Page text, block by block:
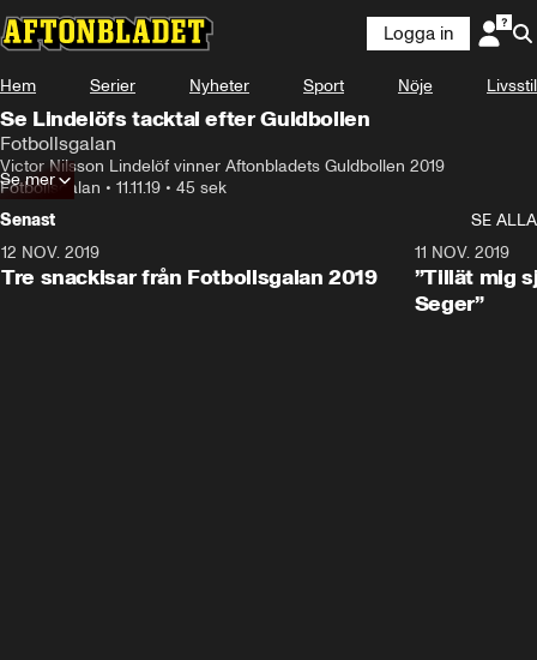
Logga in
Hem Serier Nyheter Sport Nöje Livsstil
Se Lindelöfs tacktal efter Guldbollen
Fotbollsgalan
Victor Nilsson Lindelöf vinner Aftonbladets Guldbollen 2019
Fotbollsgalan • 11.11.19 • 45 sek
Se mer
Senast
SE ALLA
12 NOV. 2019
Tre snackisar från Fotbollsgalan 2019
11 NOV. 2019
”Tillät mig
Seger”